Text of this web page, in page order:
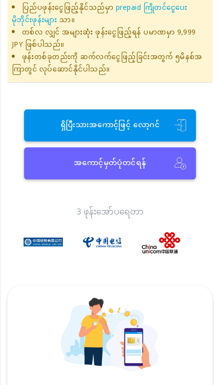
ပြည်ပဖုန်းငွေဖြည့်နိုင်သည်မှာprepaid ကြိုတင်ငွေပေး
မိုဘိုင်းဖုန်းများသာ။
တစ်လ လျှင် အများဆုံး ဖုန်းငွေဖြည့်ရန် ပမာဏမှာ 9,999
JPY ဖြစ်ပါသည်။
ဖုန်းတစ်ခုတည်းကို ဆက်လက်ငွေဖြည့်ခြင်းအတွက် ၅မိနစ်အ
ကြာတွင် လုပ်ဆောင်နိုင်ပါသည်။
ရှိပြီးသားအကောင့်ဖြင့် လော့ဂင်
အကောင့်မှတ်ပုံတင်ရန်
3 ဖုန်းအော်ပရေတာ